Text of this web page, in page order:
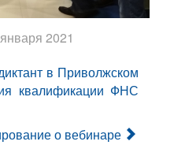
2021
в Приволжском
квалификации ФНС
о вебинаре